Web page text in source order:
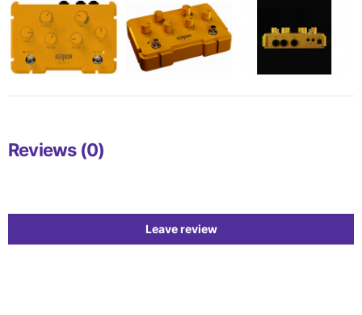
Reviews (0)
Leave review